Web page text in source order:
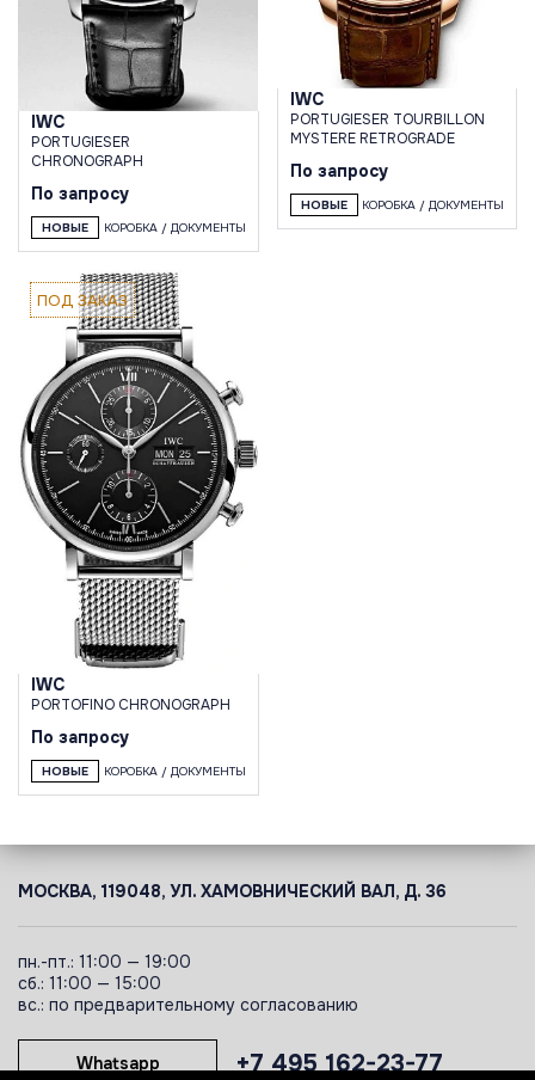
IWC
PORTUGIESER
CHRONOGRAPH
По запросу
НОВЫЕ КОРОБКА / ДОКУМЕНТЫ
IWC
PORTUGIESER TOURBILLON
MYSTERE RETROGRADE
По запросу
НОВЫЕ КОРОБКА / ДОКУМЕНТЫ
ПОД ЗАКАЗ
IWC
PORTOFINO CHRONOGRAPH
По запросу
НОВЫЕ КОРОБКА / ДОКУМЕНТЫ
МОСКВА, 119048, УЛ. ХАМОВНИЧЕСКИЙ ВАЛ, Д. 36
пн.-пт.: 11:00 — 19:00
сб.: 11:00 — 15:00
вс.: по предварительному согласованию
+7 495 162-23-77
Whatsapp